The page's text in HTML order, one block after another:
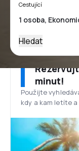
Cestující
Hledat
minut!
Použijte
kdy a kam letíte